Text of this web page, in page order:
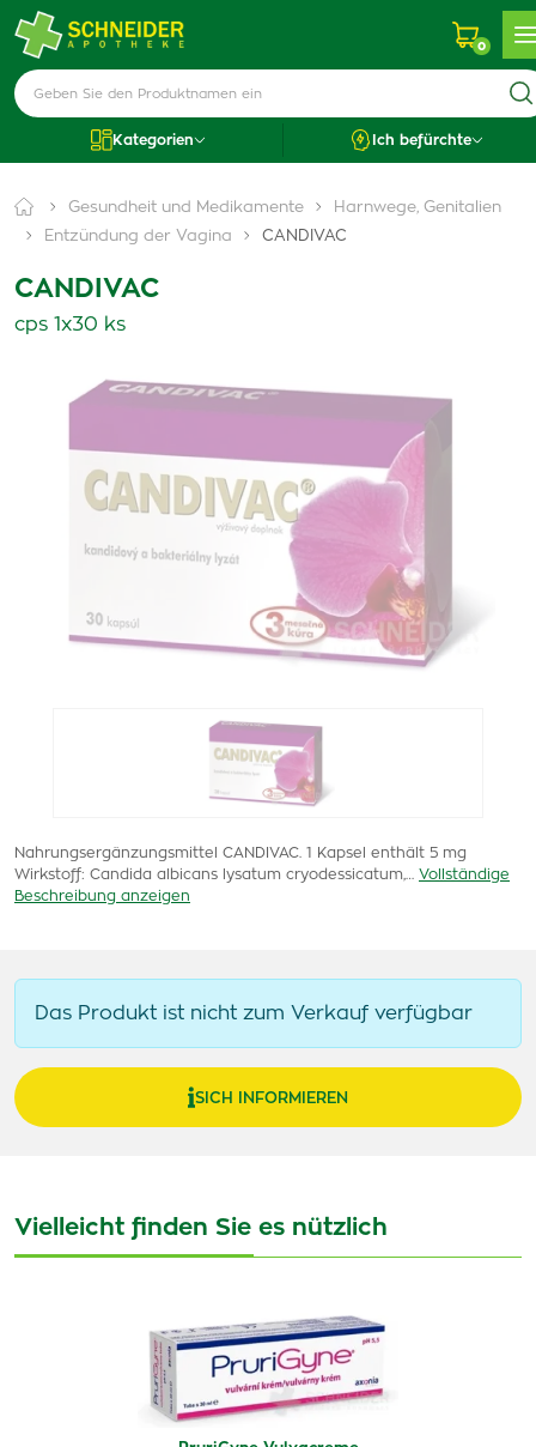
0
Kategorien Ich befürchte
Gesundheit und Medikamente
Harnwege, Genitalien
Entzündung der Vagina
CANDIVAC
CANDIVAC
cps 1x30 ks
Nahrungsergänzungsmittel CANDIVAC. 1 Kapsel enthält 5 mg
Wirkstoff: Candida albicans lysatum cryodessicatum,…
Vollständige
Beschreibung anzeigen
Das Produkt ist nicht zum Verkauf verfügbar
SICH INFORMIEREN
Vielleicht finden Sie es nützlich